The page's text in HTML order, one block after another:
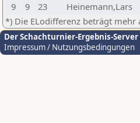
9
9 23 Heinemann,Lars
*) Die ELodifferenz beträgt mehr
Der Schachturnier-Ergebnis-Server
Impressum / Nutzungsbedingungen